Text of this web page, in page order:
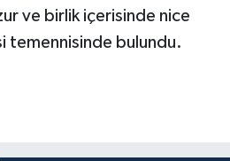
ve birlik içerisinde nice
temennisinde bulundu.